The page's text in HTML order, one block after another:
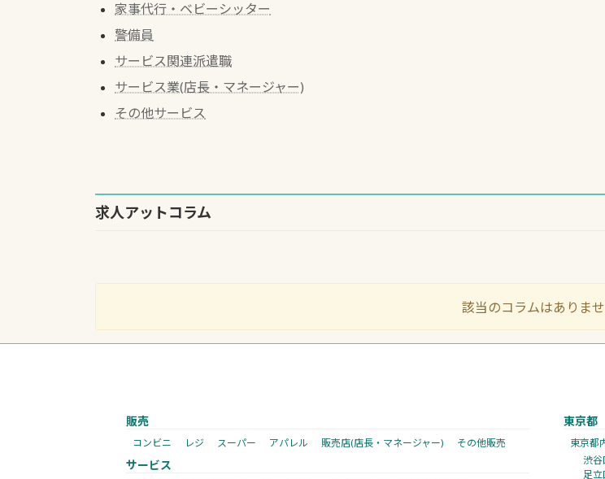
家事代行・ベビーシッター
警備員
サービス関連派遣職
サービス業(店長・マネージャー)
その他サービス
求人アットコラム
該当のコラムはありませ
販売
コンビニ レジ スーパー アパレル 販売店(店長・マネージャー) その他販売
サービス
東京都
東京都
渋谷
足立